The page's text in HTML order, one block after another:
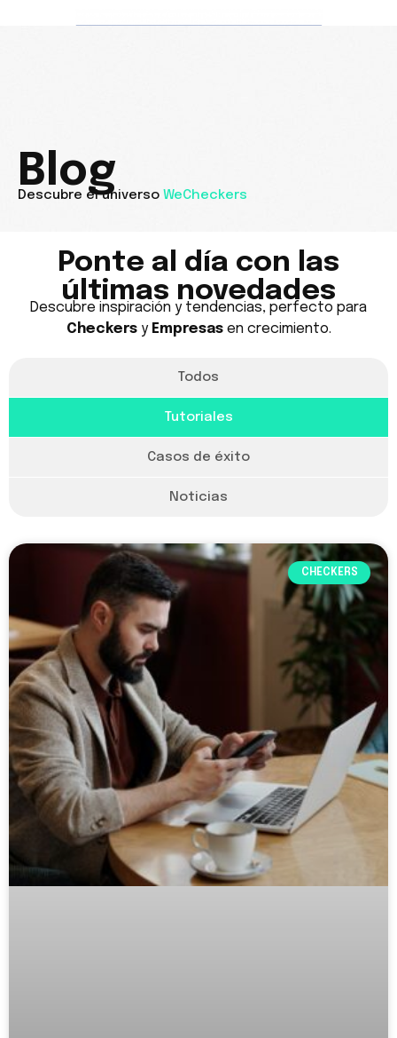
Blog
Descubre el universo WeCheckers
Ponte al día con las
últimas novedades
Descubre inspiración y tendencias, perfecto para
Checkersy Empresasen crecimiento.
Todos
Tutoriales
Casos de éxito
Noticias
CHECKERS